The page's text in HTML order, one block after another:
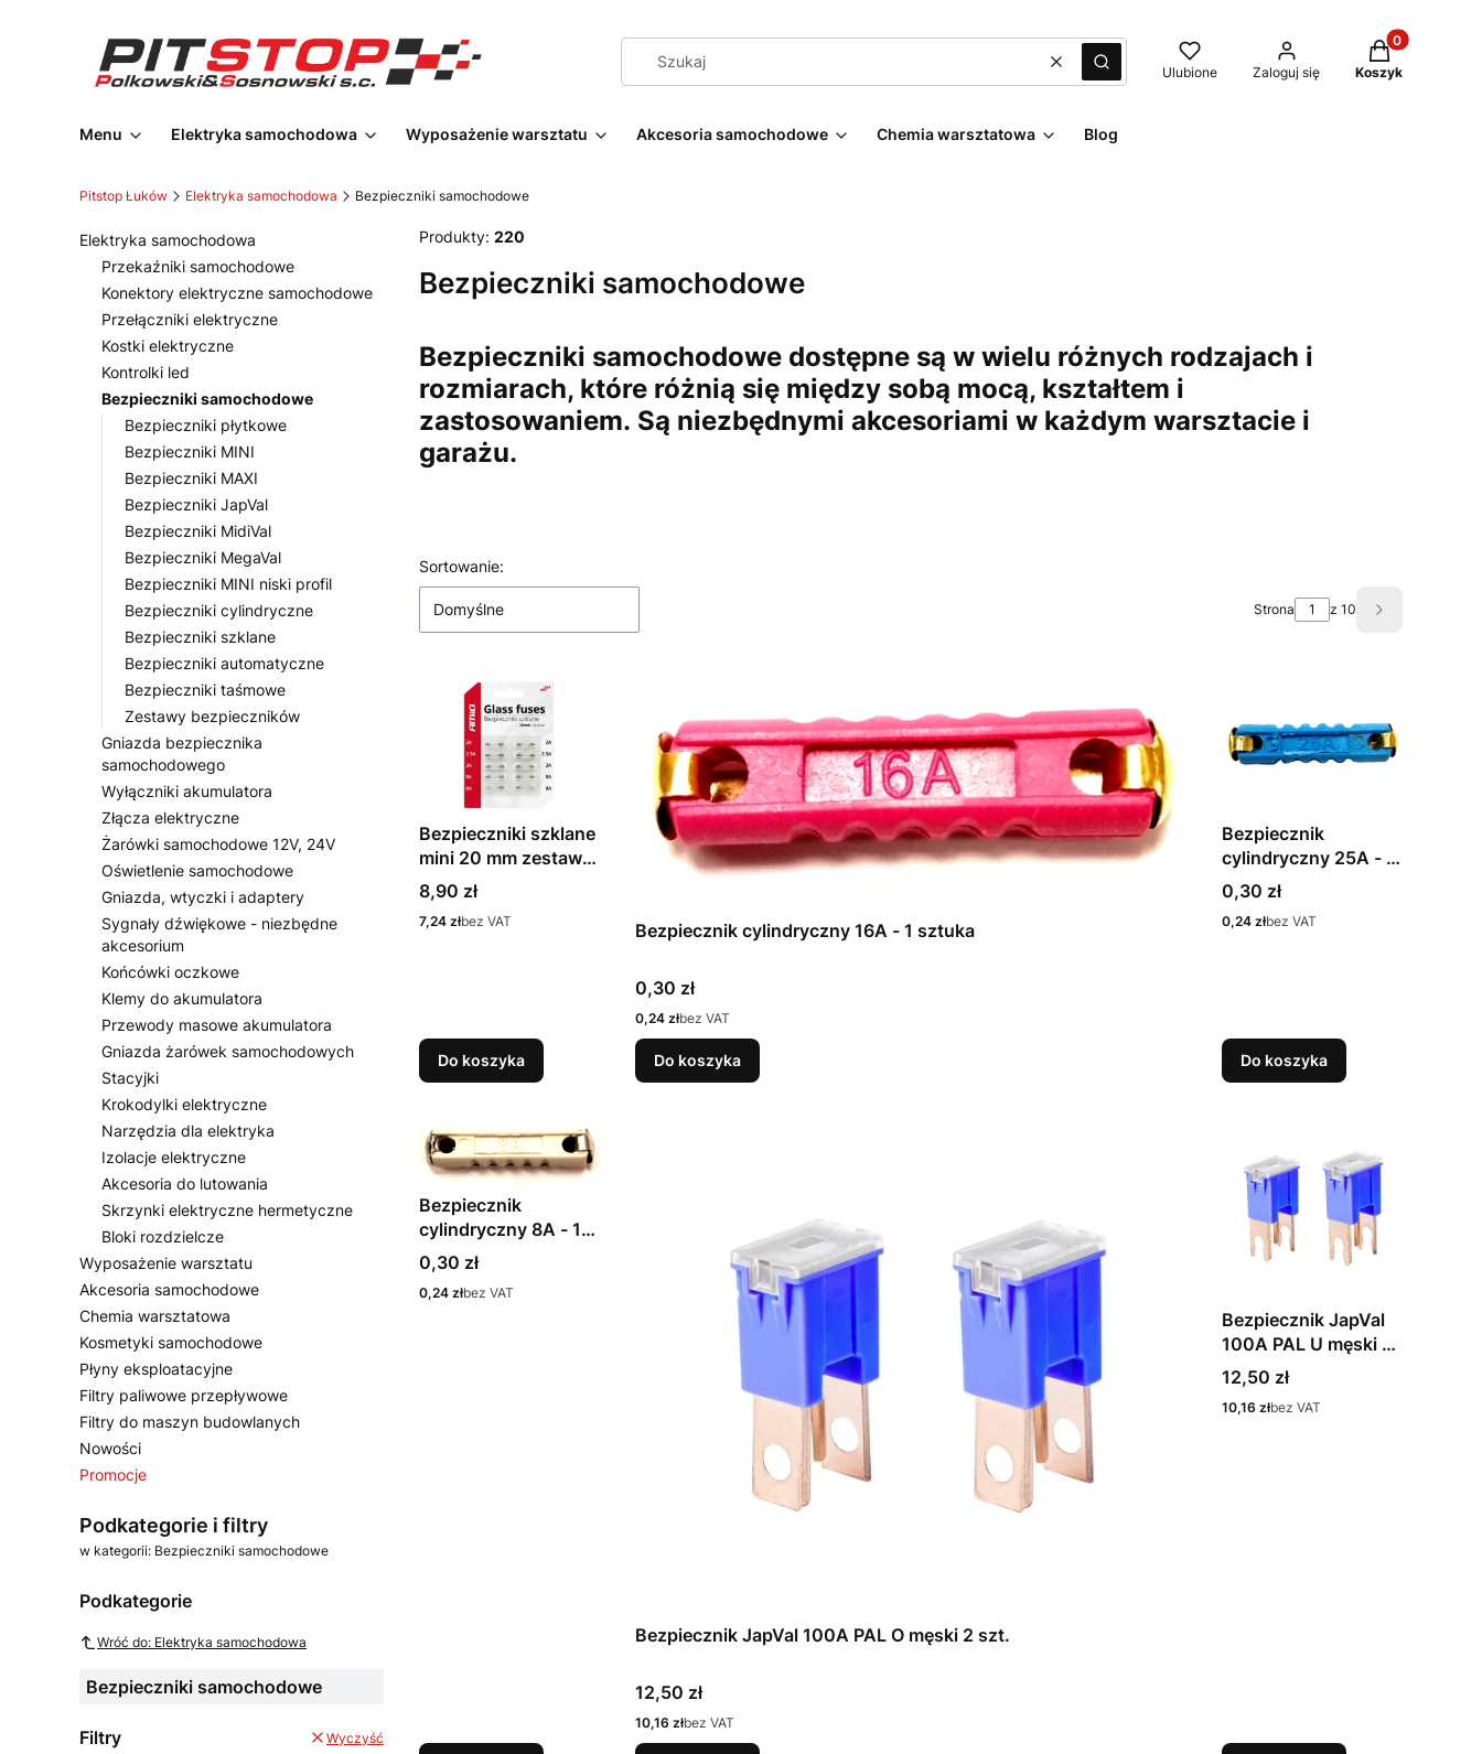
WyczyśćSzukaj Ulubione Zaloguj się
Produkty w
Koszyk
Menu Elektryka samochodowa Wyposażenie warsztatu Akcesoria samochodowe Chemia warsztatowa Blog
Pitstop Łuków Elektryka samochodowa Bezpieczniki samochodowe
Elektryka samochodowa
Przekaźniki samochodowe
Konektory elektryczne samochodowe
Przełączniki elektryczne
Kostki elektryczne
Kontrolki led
Bezpieczniki samochodowe
Bezpieczniki płytkowe
Bezpieczniki MINI
Bezpieczniki MAXI
Bezpieczniki JapVal
Bezpieczniki MidiVal
Bezpieczniki MegaVal
Bezpieczniki MINI niski profil
Bezpieczniki cylindryczne
Bezpieczniki szklane
Bezpieczniki automatyczne
Bezpieczniki taśmowe
Zestawy bezpieczników
Gniazda bezpiecznika
samochodowego
Wyłączniki akumulatora
Złącza elektryczne
Żarówki samochodowe 12V, 24V
Oświetlenie samochodowe
Gniazda, wtyczki i adaptery
Sygnały dźwiękowe - niezbędne
akcesorium
Końcówki oczkowe
Klemy do akumulatora
Przewody masowe akumulatora
Gniazda żarówek samochodowych
Stacyjki
Krokodylki elektryczne
Narzędzia dla elektryka
Izolacje elektryczne
Akcesoria do lutowania
Skrzynki elektryczne hermetyczne
Bloki rozdzielcze
Wyposażenie warsztatu
Akcesoria samochodowe
Chemia warsztatowa
Kosmetyki samochodowe
Płyny eksploatacyjne
Filtry paliwowe przepływowe
Filtry do maszyn budowlanych
Nowości
Promocje
Podkategorie i filtry
w kategorii: Bezpieczniki samochodowe
Podkategorie
Wróć do: Elektryka samochodowa
Bezpieczniki samochodowe
Filtry Wyczyść
Produkty: 220
Bezpieczniki samochodowe
Bezpieczniki samochodowe dostępne są w wielu różnych rodzajach i
rozmiarach, które różnią się między sobą mocą, kształtem i
zastosowaniem. Są niezbędnymi akcesoriami w każdym warsztacie i
garażu.
Lista produktów
Sortowanie:
Domyślne Strona z 10 Następne
Bezpieczniki szklane
mini 20 mm zestaw
10 sztuk
Cena
8,90 zł
Cena
7,24 złbez VAT
Do koszyka
Bezpiecznik cylindryczny 16A - 1 sztuka
Cena
0,30 zł
Cena
0,24 złbez VAT
Do koszyka
Bezpiecznik
cylindryczny 25A - 1
sztuka
Cena
0,30 zł
Cena
0,24 złbez VAT
Do koszyka
Bezpiecznik
cylindryczny 8A - 1
sztuka
Cena
0,30 zł
Cena
0,24 złbez VAT
Bezpiecznik JapVal 100A PAL O męski 2 szt.
Cena
12,50 zł
Cena
10,16 złbez VAT
Bezpiecznik JapVal
100A PAL U męski 2
szt.
Cena
12,50 zł
Cena
10,16 złbez VAT